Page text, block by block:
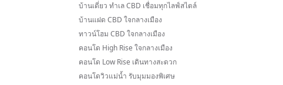
บ้านเดี่ยว ทำเล CBD เชื่อมทุกไลฟ์สไตล์
บ้านแฝด CBD ใจกลางเมือง
ทาวน์โฮม CBD ใจกลางเมือง
คอนโด High Rise ใจกลางเมือง
คอนโด Low Rise เดินทางสะดวก
คอนโดวิวแม่น้ำ รับมุมมองพิเศษ